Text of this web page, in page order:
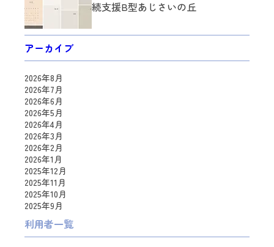
続支援B型あじさいの丘
アーカイブ
2026年8月
2026年7月
2026年6月
2026年5月
2026年4月
2026年3月
2026年2月
2026年1月
2025年12月
2025年11月
2025年10月
2025年9月
利用者一覧